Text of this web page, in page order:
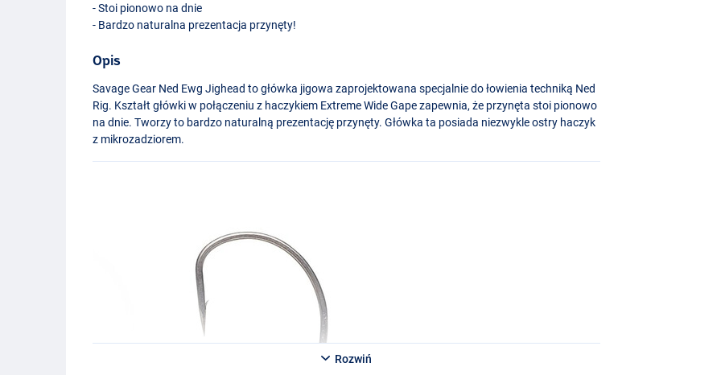
- Stoi pionowo na dnie
- Bardzo naturalna prezentacja przynęty!
Opis
Savage Gear Ned Ewg Jighead to główka jigowa zaprojektowana specjalnie do łowienia techniką Ned
Rig. Kształt główki w połączeniu z haczykiem Extreme Wide Gape zapewnia, że przynęta stoi pionowo
na dnie. Tworzy to bardzo naturalną prezentację przynęty. Główka ta posiada niezwykle ostry haczyk
z mikrozadziorem.
Rozwiń